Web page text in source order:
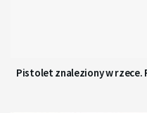
Pistolet znaleziony w rzece.